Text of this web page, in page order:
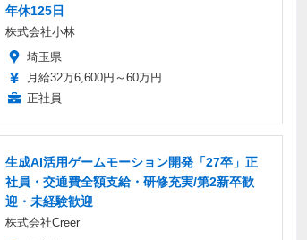
年休125日
株式会社小林
埼玉県
月給32万6,600円～60万円
正社員
生成AI活用ゲームモーション開発「27卒」正
社員・交通費全額支給・研修充実/第2新卒歓
迎・未経験歓迎
株式会社Creer